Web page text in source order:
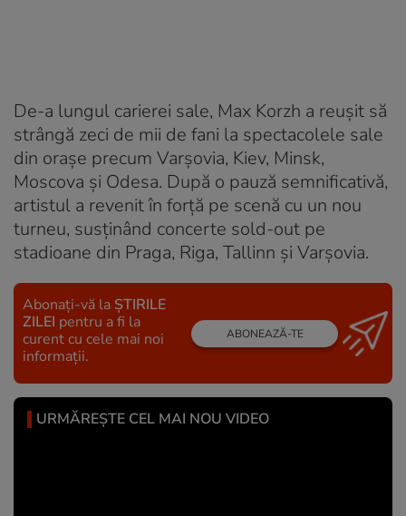
De-a lungul carierei sale, Max Korzh a reușit să
strângă zeci de mii de fani la spectacolele sale
din orașe precum Varșovia, Kiev, Minsk,
Moscova și Odesa. După o pauză semnificativă,
artistul a revenit în forță pe scenă cu un nou
turneu, susținând concerte sold-out pe
stadioane din Praga, Riga, Tallinn și Varșovia.
Abonați-vă la ȘTIRILE
ZILEI pentru a fi la
curent cu cele mai noi
informații.
ABONEAZĂ-TE
URMĂREȘTE CEL MAI NOU VIDEO